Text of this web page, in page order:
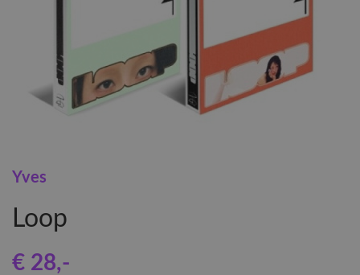
Yves
Loop
€ 28,-